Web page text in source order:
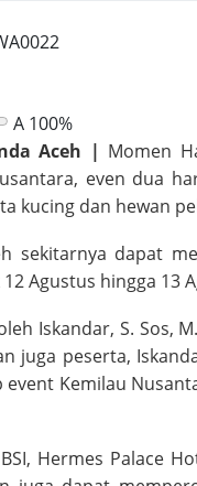
A 100%
Aceh | Momen
even dua
kucing dan hewan
sekitarnya dapat
Agustus hingga 13
Iskandar, S. Sos,
juga peserta,
Kemilau
Hermes Palace